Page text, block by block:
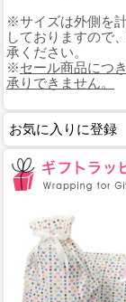
※サイズは外側を
しておりますので
承ください。
※セール商品につ
承りできません。
お気に入りに登録